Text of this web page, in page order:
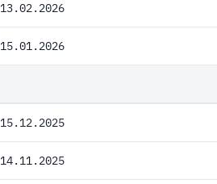
13.02.2026
15.01.2026
15.12.2025
14.11.2025